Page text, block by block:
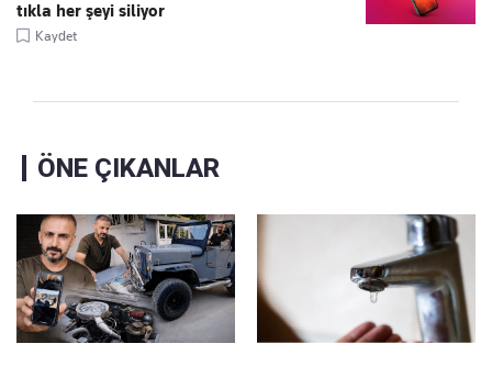
tıkla her şeyi siliyor
Kaydet
ÖNE ÇIKANLAR